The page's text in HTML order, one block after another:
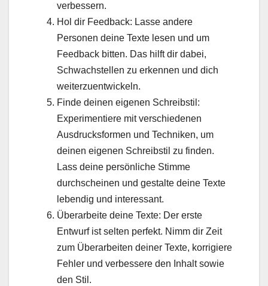
verbessern.
Hol dir Feedback: Lasse andere
Personen deine Texte lesen und um
Feedback bitten. Das hilft dir dabei,
Schwachstellen zu erkennen und dich
weiterzuentwickeln.
Finde deinen eigenen Schreibstil:
Experimentiere mit verschiedenen
Ausdrucksformen und Techniken, um
deinen eigenen Schreibstil zu finden.
Lass deine persönliche Stimme
durchscheinen und gestalte deine Texte
lebendig und interessant.
Überarbeite deine Texte: Der erste
Entwurf ist selten perfekt. Nimm dir Zeit
zum Überarbeiten deiner Texte, korrigiere
Fehler und verbessere den Inhalt sowie
den Stil.